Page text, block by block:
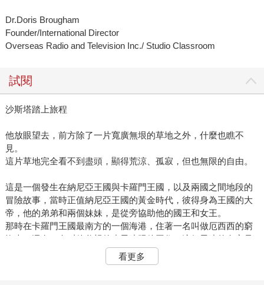
Dr.Doris Brougham
Founder/International Director
Overseas Radio and Television Inc./ Studio Classroom
試閱
沙斯塔踏上旅程
他放眼望去，前方除了一片寬廣無垠的草地之外，什麼也瞧不
見。
這片草地完全看不到盡頭，顯得荒涼、孤寂，但也無限的自由。
這是一個發生在納尼亞王國與卡羅門王國，以及兩國之間地段的
冒險故事，當時正值納尼亞王國的黃金時代，彼得身為王國的大
帝，他的弟弟和兩個妹妹，是從旁協助他的國王和女王。
那時在卡羅門王國最南方的一個海港，住著一名叫做厄西西的窮
漁夫，還有一名叫他父親的小男孩跟他同住。這個男孩的名字是
沙斯塔。厄西西大多是在清晨駕船出海捕魚，到了下午，就替他
的驢子套上運貨車，把魚裝進車裡，到南邊一哩外的村子去賣
看更多